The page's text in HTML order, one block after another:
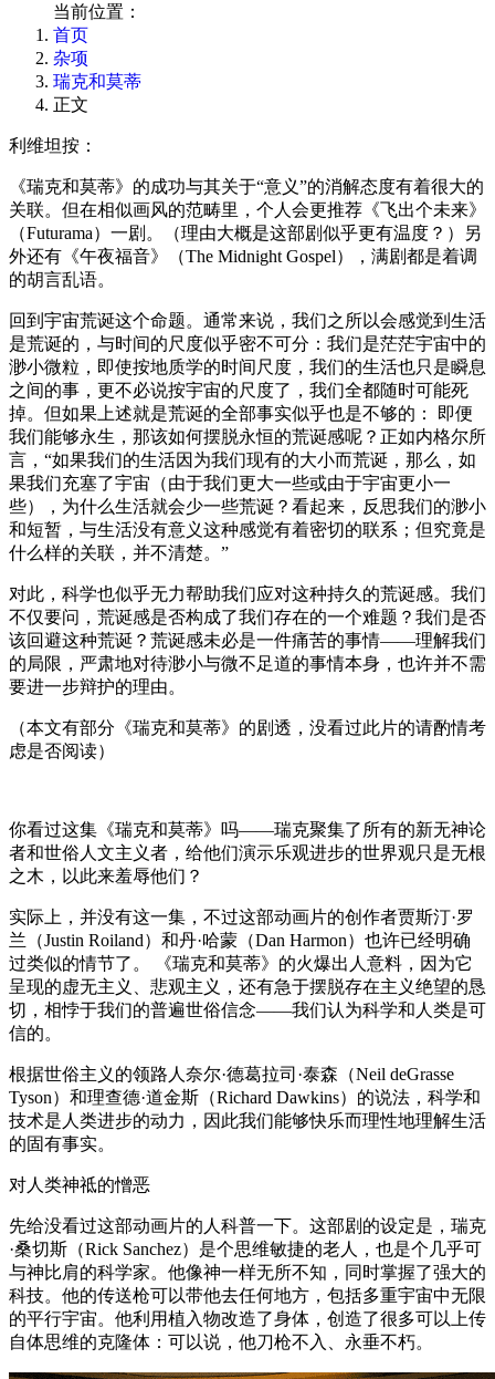
当前位置：
首页
杂项
瑞克和莫蒂
正文
利维坦按：
《瑞克和莫蒂》的成功与其关于“意义”的消解态度有着很大的
关联。但在相似画风的范畴里，个人会更推荐《飞出个未来》
（Futurama）一剧。（理由大概是这部剧似乎更有温度？）另
外还有《午夜福音》（The Midnight Gospel），满剧都是着调
的胡言乱语。
回到宇宙荒诞这个命题。通常来说，我们之所以会感觉到生活
是荒诞的，与时间的尺度似乎密不可分：我们是茫茫宇宙中的
渺小微粒，即使按地质学的时间尺度，我们的生活也只是瞬息
之间的事，更不必说按宇宙的尺度了，我们全都随时可能死
掉。但如果上述就是荒诞的全部事实似乎也是不够的： 即便
我们能够永生，那该如何摆脱永恒的荒诞感呢？正如内格尔所
言，“如果我们的生活因为我们现有的大小而荒诞，那么，如
果我们充塞了宇宙（由于我们更大一些或由于宇宙更小一
些），为什么生活就会少一些荒诞？看起来，反思我们的渺小
和短暂，与生活没有意义这种感觉有着密切的联系；但究竟是
什么样的关联，并不清楚。”
对此，科学也似乎无力帮助我们应对这种持久的荒诞感。我们
不仅要问，荒诞感是否构成了我们存在的一个难题？我们是否
该回避这种荒诞？荒诞感未必是一件痛苦的事情——理解我们
的局限，严肃地对待渺小与微不足道的事情本身，也许并不需
要进一步辩护的理由。
（本文有部分《瑞克和莫蒂》的剧透，没看过此片的请酌情考
虑是否阅读）
你看过这集《瑞克和莫蒂》吗——瑞克聚集了所有的新无神论
者和世俗人文主义者，给他们演示乐观进步的世界观只是无根
之木，以此来羞辱他们？
实际上，并没有这一集，不过这部动画片的创作者贾斯汀·罗
兰（Justin Roiland）和丹·哈蒙（Dan Harmon）也许已经明确
过类似的情节了。 《瑞克和莫蒂》的火爆出人意料，因为它
呈现的虚无主义、悲观主义，还有急于摆脱存在主义绝望的恳
切，相悖于我们的普遍世俗信念——我们认为科学和人类是可
信的。
根据世俗主义的领路人奈尔·德葛拉司·泰森（Neil deGrasse
Tyson）和理查德·道金斯（Richard Dawkins）的说法，科学和
技术是人类进步的动力，因此我们能够快乐而理性地理解生活
的固有事实。
对人类神祗的憎恶
先给没看过这部动画片的人科普一下。这部剧的设定是，瑞克
·桑切斯（Rick Sanchez）是个思维敏捷的老人，也是个几乎可
与神比肩的科学家。他像神一样无所不知，同时掌握了强大的
科技。他的传送枪可以带他去任何地方，包括多重宇宙中无限
的平行宇宙。他利用植入物改造了身体，创造了很多可以上传
自体思维的克隆体：可以说，他刀枪不入、永垂不朽。